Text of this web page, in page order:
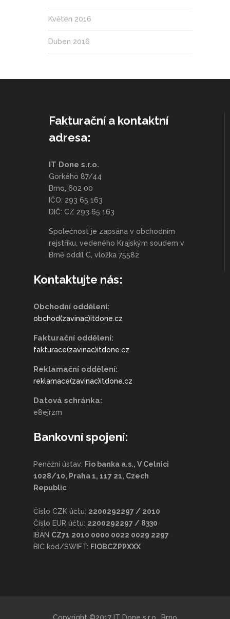
Květen 2016
Duben 2016
Fakturační a kontaktní
adresa:
IT Done s.r.o.
Gorkého 87/44
Brno, 602 00
IČO: 293 65 163
DIČ: CZ 293 65 163
Společnost je zapsána v obchodním
rejstříku, vedeného Krajským soudem v
Brně oddíl C, vložka 75582
Kontaktujte nás:
Obchodní oddělení:
obchod(zavinac)itdone.cz
Fakturační oddělení:
fakturace(zavinac)itdone.cz
Reklamační oddělení:
reklamace(zavinac)itdone.cz
Datová schránka:
e8ejrzm
Bankovní spojení:
Peněžní ústav: Fio banka a.s., V Celnici
1028/10, Praha 1, 117 21, Czech
Republic
Číslo CZK účtu: 2200292297 / 2010
Číslo EUR účtu: 2200292297 / 8330
IBAN CZ71 2010 0000 0022 0029 2297
BIC kód/SWIFT: FIOBCZPPXXX
Copyright ©2017 IT Done s.r.o., Brno